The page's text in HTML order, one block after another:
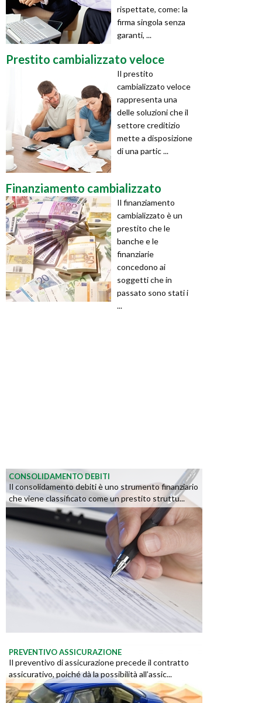
rispettate, come: la
firma singola senza
garanti, ...
Prestito cambializzato veloce
Il prestito
cambializzato veloce
rappresenta una
delle soluzioni che il
settore creditizio
mette a disposizione
di una partic ...
Finanziamento cambializzato
Il finanziamento
cambializzato è un
prestito che le
banche e le
finanziarie
concedono ai
soggetti che in
passato sono stati i
...
CONSOLIDAMENTO DEBITI
Il consolidamento debiti è uno strumento finanziario
che viene classificato come un prestito struttu...
PREVENTIVO ASSICURAZIONE
Il preventivo di assicurazione precede il contratto
assicurativo, poiché dà la possibilità all’assic...